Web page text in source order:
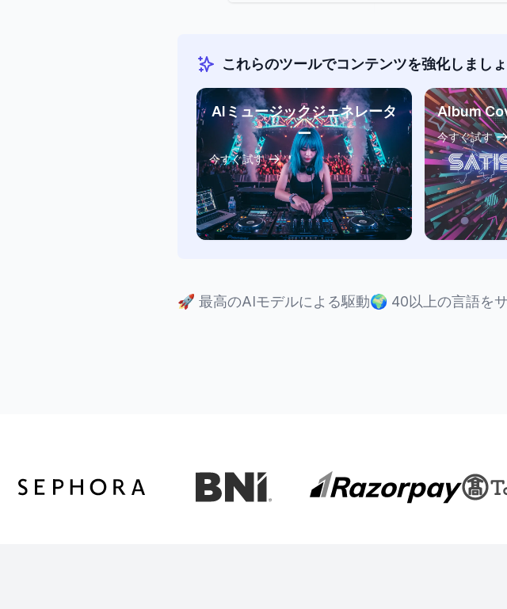
これらのツールでコンテンツを強化しましょ
AIミュージックジェネレータ
ー
今すぐ試す
Album
今すぐ試す
🚀 最高のAIモデルによる駆動🌍 40以上の言語を